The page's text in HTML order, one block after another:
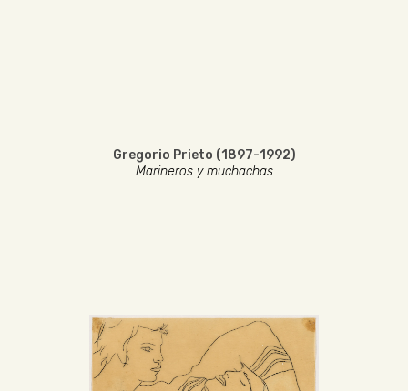
Gregorio Prieto (1897-1992)
Marineros y muchachas